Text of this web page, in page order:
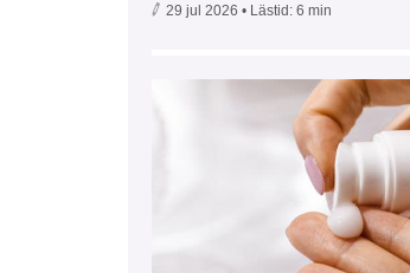
29 jul 2026 • Lästid: 6 min